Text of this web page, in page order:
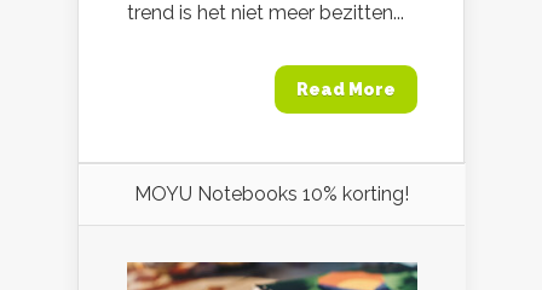
trend is het niet meer bezitten...
Read More
MOYU Notebooks 10% korting!